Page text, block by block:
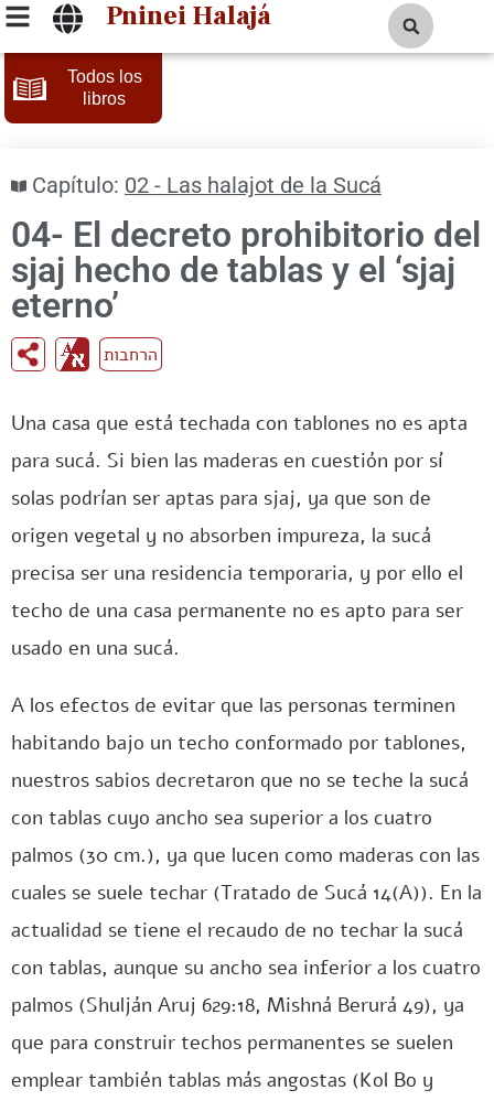
Pninei Halajá
Todos los
libros
Capítulo: 02 - Las halajot de la Sucá
04- El decreto prohibitorio del
sjaj hecho de tablas y el ‘sjaj
eterno’
הרחבות
Una casa que está techada con tablones no es apta
para sucá. Si bien las maderas en cuestión por sí
solas podrían ser aptas para sjaj, ya que son de
origen vegetal y no absorben impureza, la sucá
precisa ser una residencia temporaria, y por ello el
techo de una casa permanente no es apto para ser
usado en una sucá.
A los efectos de evitar que las personas terminen
habitando bajo un techo conformado por tablones,
nuestros sabios decretaron que no se teche la sucá
con tablas cuyo ancho sea superior a los cuatro
palmos (30 cm.), ya que lucen como maderas con las
cuales se suele techar (Tratado de Sucá 14(A)). En la
actualidad se tiene el recaudo de no techar la sucá
con tablas, aunque su ancho sea inferior a los cuatro
palmos (Shulján Aruj 629:18, Mishná Berurá 49), ya
que para construir techos permanentes se suelen
emplear también tablas más angostas (Kol Bo y